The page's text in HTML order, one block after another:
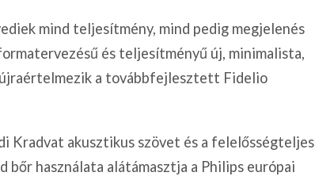
mind teljesítmény, mind pedig megjelenés
és teljesítményű új, minimalista,
a továbbfejlesztett Fidelio
Kradvat akusztikus szövet és a felelősségteljes
bőr használata alátámasztja a Philips európai